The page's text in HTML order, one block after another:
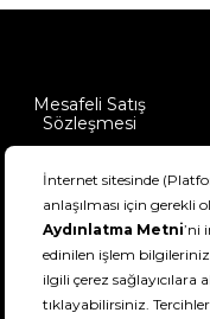
Mesafeli Satış
Sözleşmesi